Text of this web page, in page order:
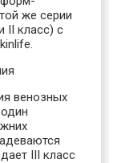
же серии
II класс) с
венозных
III класс